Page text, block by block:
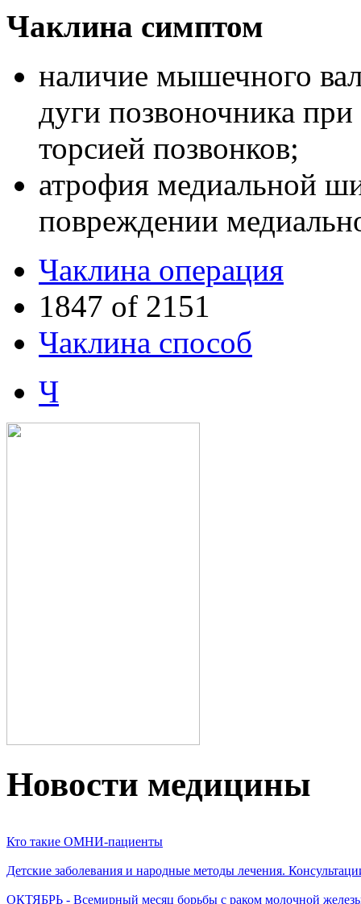
Чаклина симптом
наличие мышечного
дуги позвоночника при
торсией позвонков;
атрофия медиальной
повреждении
Чаклина операция
1847 of 2151
Чаклина способ
Ч
Новости медицины
Кто такие ОМНИ-пациенты
Детские заболевания и народные методы лечения.
ОКТЯБРЬ - Всемирный месяц борьбы с раком молочной